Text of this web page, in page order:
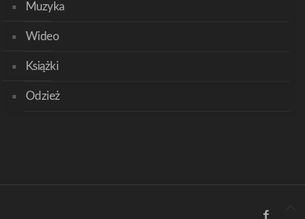
Muzyka
Wideo
Książki
Odzież